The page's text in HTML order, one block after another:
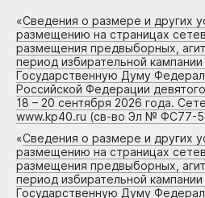
«Сведения о размере и других
размещению на страницах
размещения предвыборных,
период избирательной
Государственную Думу
Российской Федерации
18 – 20 сентября 2026 года.
www.kp40.ru (св-во Эл № ФС77-
«Сведения о размере и других
размещению на страницах
размещения предвыборных,
период избирательной
Государственную Думу